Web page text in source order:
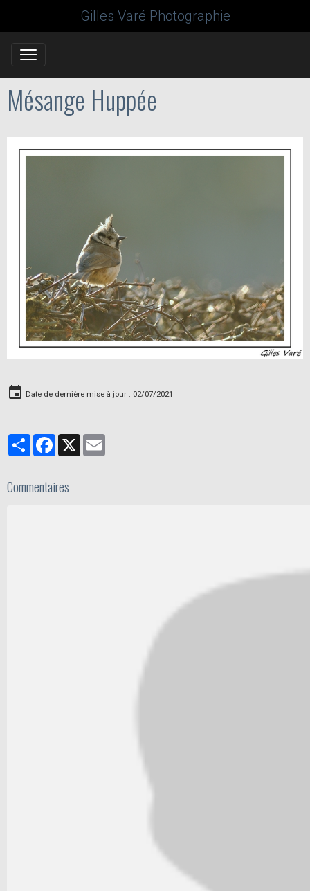
Gilles Varé Photographie
Mésange Huppée
Date de dernière mise à jour : 02/07/2021
PartagerFacebook
Commentaires